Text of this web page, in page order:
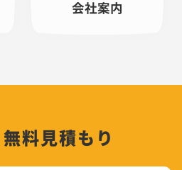
会社案内
料見積もり